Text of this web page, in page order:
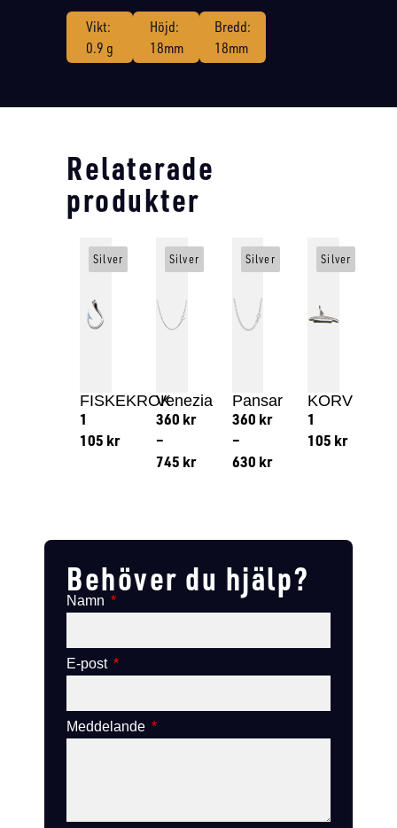
Vikt:
0.9 g
Höjd:
18mm
Bredd:
18mm
Relaterade
produkter
FISKEKROK
1
105 kr
Silver
Venezia
360 kr
–
745 kr
Silver
Pansar
360 kr
–
630 kr
Silver
KORV
1
105 kr
Silver
Behöver du hjälp?
Namn
E-post
Meddelande